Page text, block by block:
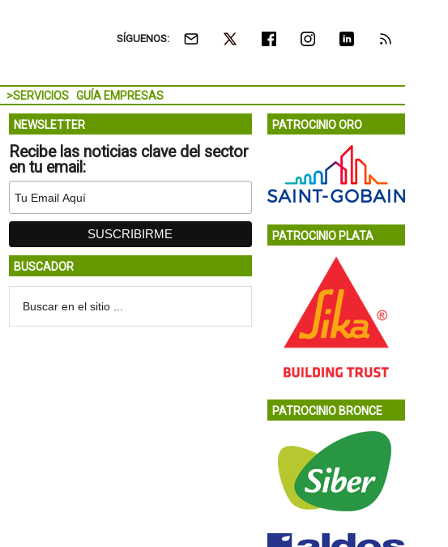
SÍGUENOS:
>SERVICIOS GUÍA EMPRESAS
NEWSLETTER
Recibe las noticias clave del sector
en tu email:
BUSCADOR
PATROCINIO ORO
PATROCINIO PLATA
PATROCINIO BRONCE